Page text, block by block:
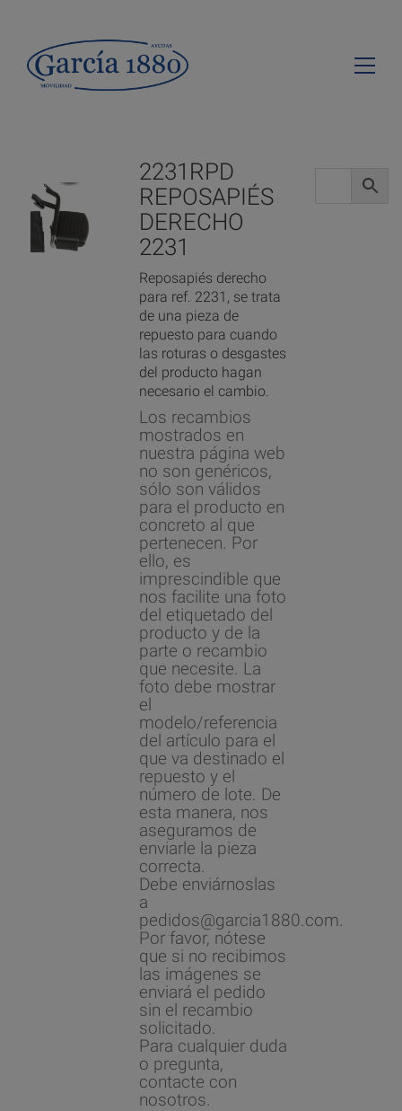
2231RPD
REPOSAPIÉS
DERECHO
2231
Reposapiés derecho
para ref. 2231, se trata
de una pieza de
repuesto para cuando
las roturas o desgastes
del producto hagan
necesario el cambio.
Los recambios
mostrados en
nuestra página web
no son genéricos,
sólo son válidos
para el producto en
concreto al que
pertenecen. Por
ello, es
imprescindible que
nos facilite una foto
del etiquetado del
producto y de la
parte o recambio
que necesite. La
foto debe mostrar
el
modelo/referencia
del artículo para el
que va destinado el
repuesto y el
número de lote. De
esta manera, nos
aseguramos de
enviarle la pieza
correcta.
Debe enviárnoslas
a
pedidos@garcia1880.com.
Por favor, nótese
que si no recibimos
las imágenes se
enviará el pedido
sin el recambio
solicitado.
Para cualquier duda
o pregunta,
contacte con
nosotros.